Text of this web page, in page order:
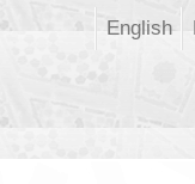
English